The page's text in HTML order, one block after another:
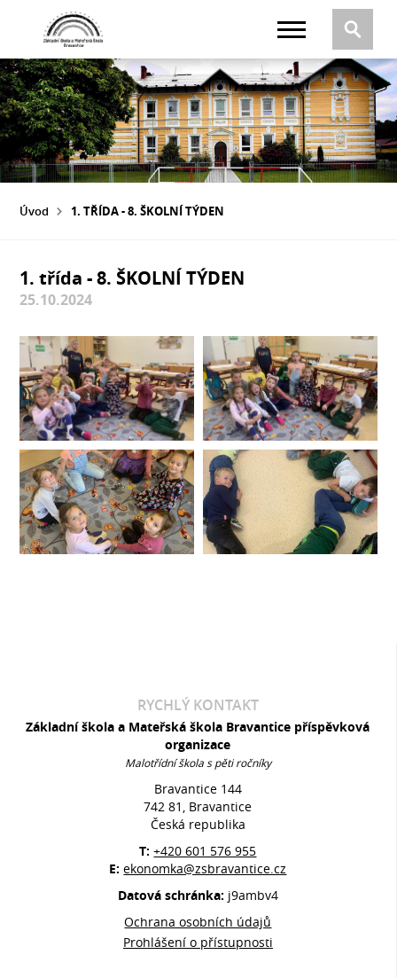
Úvod 1. TŘÍDA - 8. ŠKOLNÍ TÝDEN
1. třída - 8. ŠKOLNÍ TÝDEN
25.10.2024
RYCHLÝ KONTAKT
Základní škola a Mateřská škola Bravantice příspěvková
organizace
Malotřídní škola s pěti ročníky
Bravantice 144
742 81, Bravantice
Česká republika
T:+420 601 576 955
E:ekonomka@zsbravantice.cz
Datová schránka: j9ambv4
Ochrana osobních údajů
Prohlášení o přístupnosti